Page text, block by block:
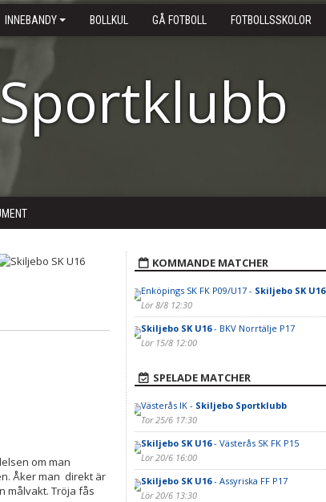
INNEBANDY BOLLKUL GÅ FOTBOLL FOTBOLLSSKOLOR
om man
Åker man direkt är
målvakt. Tröja fås
KOMMANDE MATCHER
Enköpings SK FK P09/U17 - Skiljebo SK U16
Lör 8/8 12:30
Skiljebo SK U16- BKV Norrtälje P17
Lör 15/8 12:00
SPELADE MATCHER
Västerås IK - Skiljebo Sportklubb
Tor 25/6 17:30
Skiljebo SK U16- Västerås SK FK P15
Lör 20/6 16:00
Skiljebo SK U16- Assyriska FF P17
Lör 20/6 13:30